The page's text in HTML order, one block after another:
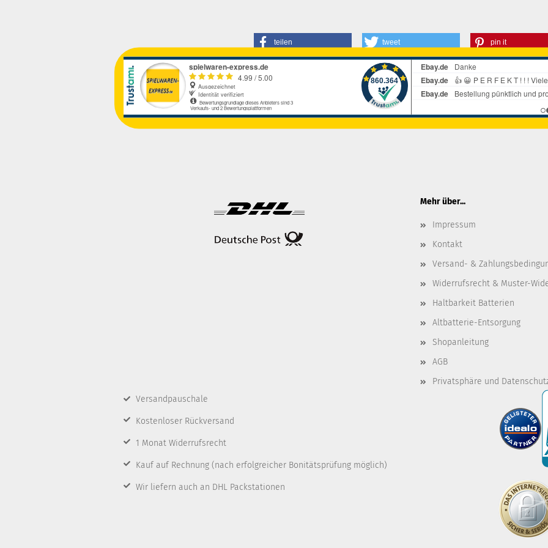
teilen tweet pin it
Mehr über...
Impressum
Kontakt
Versand- &
Widerrufsrecht & Muster-
Haltbarkeit Batterien
Altbatterie-Entsorgung
Shopanleitung
AGB
Privatsphäre und
Versandpauschale
Kostenloser Rückversand
1 Monat Widerrufsrecht
Kauf auf Rechnung (nach erfolgreicher Bonitätsprüfung möglich)
Wir liefern auch an DHL Packstationen